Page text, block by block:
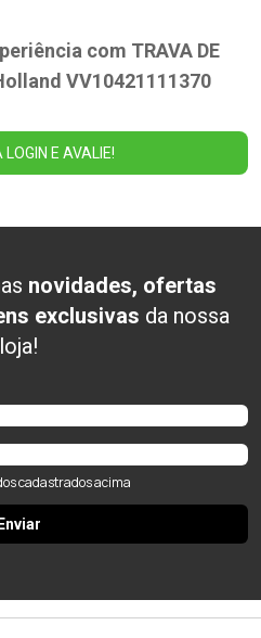
com TRAVA DE
VV10421111370
LOGIN E AVALIE!
novidades, ofertas
exclusivas da nossa
loja!
cadastrados acima
Enviar